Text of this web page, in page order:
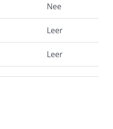
Nee
Leer
Leer